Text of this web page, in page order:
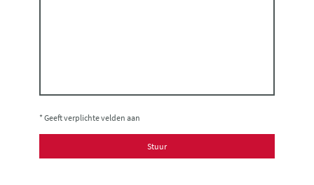
* Geeft verplichte velden aan
Stuur